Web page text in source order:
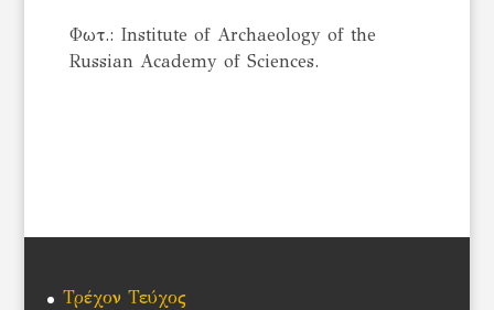
Φωτ.: Institute of Archaeology of the
Russian Academy of Sciences.
Τρέχον Τεύχος